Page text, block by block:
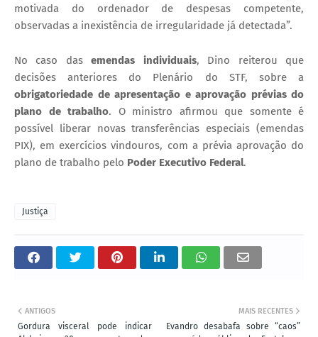
motivada do ordenador de despesas competente,
observadas a inexistência de irregularidade já detectada”.
No caso dasemendas individuais, Dino reiterou que
decisões anteriores do Plenário do STF, sobre a
obrigatoriedade de apresentação e aprovação prévias do
plano de trabalho. O ministro afirmou que somente é
possível liberar novas transferências especiais (emendas
PIX), em exercícios vindouros, com a prévia aprovação do
plano de trabalho pelo Poder Executivo Federal.
Justiça
MAIS RECENTES
Evandro desabafa sobre “caos”
ANTIGOS
Gordura visceral pode indicar